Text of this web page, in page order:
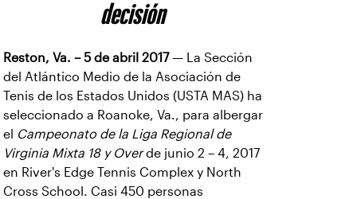
decisión
Reston, Va. – 5 de abril 2017— La Sección
del Atlántico Medio de la Asociación de
Tenis de los Estados Unidos (USTA MAS) ha
seleccionado a Roanoke, Va., para albergar
el Campeonato de la Liga Regional de
Virginia Mixta 18 y Overde junio 2 – 4, 2017
en River's Edge Tennis Complex y North
Cross School. Casi 450 personas